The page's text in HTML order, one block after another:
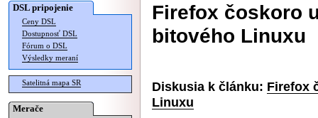
DSL pripojenie
Ceny DSL
Dostupnosť DSL
Fórum o DSL
Výsledky meraní
Satelitná mapa SR
Merače
Firefox čoskoro
bitového Linuxu
Diskusia k článku: Firefox
Linuxu